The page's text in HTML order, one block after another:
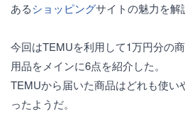
あるショッピングサイトの魅力を解
今回はTEMUを利用して1万円分の
用品をメインに6点を紹介した。
TEMUから届いた商品はどれも使い
ったようだ。